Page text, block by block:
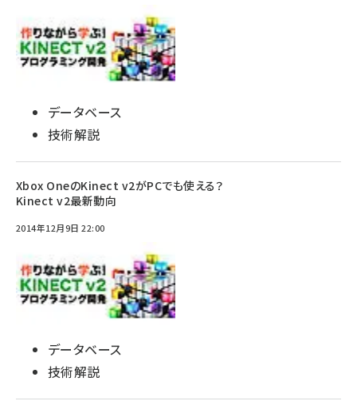
データベース
技術解説
Xbox OneのKinect v2がPCでも使える？
Kinect v2最新動向
2014年12月9日 22:00
データベース
技術解説